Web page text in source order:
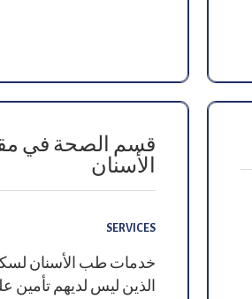
قسم الصحة في
الأسنان
SERVICES
خدمات طب الأسنان
الذين ليس لديهم تأمين